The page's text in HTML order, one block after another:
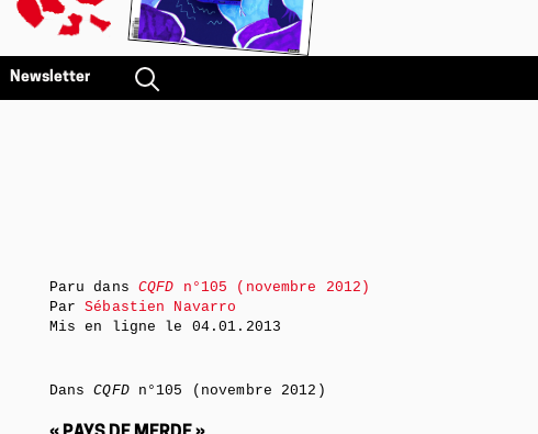
Newsletter
Paru dans CQFD n°105 (novembre 2012)
ParSébastien Navarro
Mis en ligne le 04.01.2013
DansCQFDn°105 (novembre 2012)